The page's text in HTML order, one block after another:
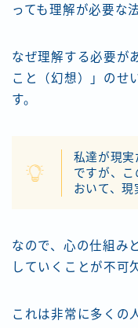
っても理解が必要な
なぜ理解する必要が
こと（幻想）」のせ
す。
私達が現実
ですが、
おいて、
なので、心の仕組み
していくことが不可
これは非常に多くの